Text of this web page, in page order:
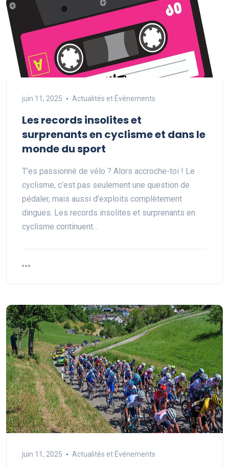
juin 11, 2025 Actualités et Événements
Les records insolites et
surprenants en cyclisme et dans le
monde du sport
T’es passionné de vélo ? Alors accroche-toi ! Le
cyclisme, c’est pas seulement une question de
pédaler, mais aussi d’exploits complètement
dingues. Les records insolites et surprenants en
cyclisme continuent…
juin 11, 2025 Actualités et Événements